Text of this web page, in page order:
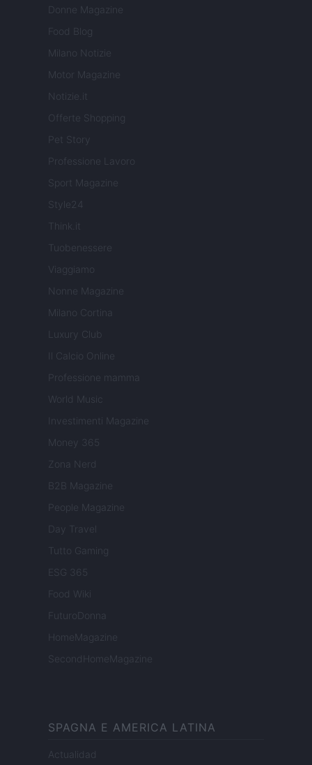
Donne Magazine
Food Blog
Milano Notizie
Motor Magazine
Notizie.it
Offerte Shopping
Pet Story
Professione Lavoro
Sport Magazine
Style24
Think.it
Tuobenessere
Viaggiamo
Nonne Magazine
Milano Cortina
Luxury Club
Il Calcio Online
Professione mamma
World Music
Investimenti Magazine
Money 365
Zona Nerd
B2B Magazine
People Magazine
Day Travel
Tutto Gaming
ESG 365
Food Wiki
FuturoDonna
HomeMagazine
SecondHomeMagazine
SPAGNA E AMERICA LATINA
Actualidad